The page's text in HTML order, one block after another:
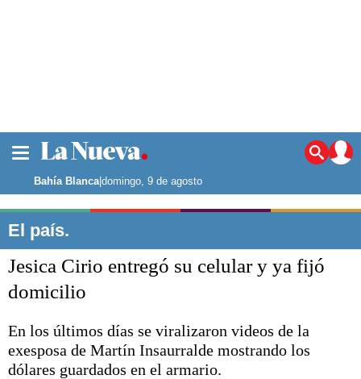
Noticias
La ciudad
Punta Alta
El mundo
Deportes
Escenario Olímpico
Liga del Sur
Básquetbol
Bahía Blanca|domingo, 9 de agosto
El país.
Jesica Cirio entregó su celular y ya fijó
domicilio
En los últimos días se viralizaron videos de la
exesposa de Martín Insaurralde mostrando los
dólares guardados en el armario.